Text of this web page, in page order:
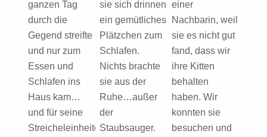
ganzen Tag
durch die
Gegend streifte
und nur zum
Essen und
Schlafen ins
Haus kam…
und für seine
Streicheleinheiten.
einer
Nachbarin, weil
sie es nicht gut
fand, dass wir
ihre Kitten
behalten
haben. Wir
konnten sie
besuchen und
sie sich drinnen
ein gemütliches
Plätzchen zum
Schlafen.
Nichts brachte
sie aus der
Ruhe…außer
der
Staubsauger.